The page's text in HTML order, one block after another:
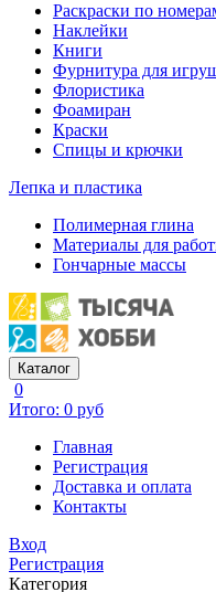
Раскраски по
Наклейки
Книги
Фурнитура для
Флористика
Фоамиран
Краски
Спицы и крючки
Лепка и пластика
Полимерная глина
Материалы для
Гончарные массы
Каталог
0
Итого: 0 руб
Главная
Регистрация
Доставка и оплата
Контакты
Вход
Регистрация
Категория